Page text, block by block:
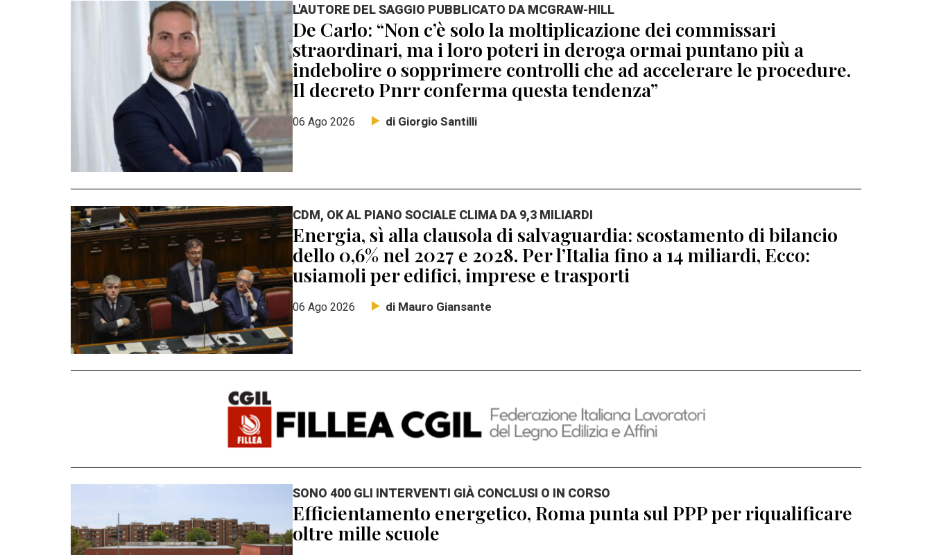
L'AUTORE DEL SAGGIO PUBBLICATO DA MCGRAW-HILL
De Carlo: “Non c’è solo la moltiplicazione dei commissari
straordinari, ma i loro poteri in deroga ormai puntano più a
indebolire o sopprimere controlli che ad accelerare le procedure.
Il decreto Pnrr conferma questa tendenza”
06 Ago 2026 di Giorgio Santilli
CDM, OK AL PIANO SOCIALE CLIMA DA 9,3 MILIARDI
Energia, sì alla clausola di salvaguardia: scostamento di bilancio
dello 0,6% nel 2027 e 2028. Per l’Italia fino a 14 miliardi, Ecco:
usiamoli per edifici, imprese e trasporti
06 Ago 2026 di Mauro Giansante
SONO 400 GLI INTERVENTI GIÀ CONCLUSI O IN CORSO
Efficientamento energetico, Roma punta sul PPP per riqualificare
oltre mille scuole